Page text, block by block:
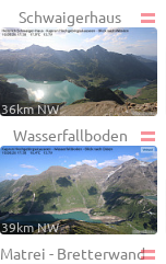
Schwaigerhaus
36km NW
Wasserfallboden
39km NW
Matrei - Bretterwand